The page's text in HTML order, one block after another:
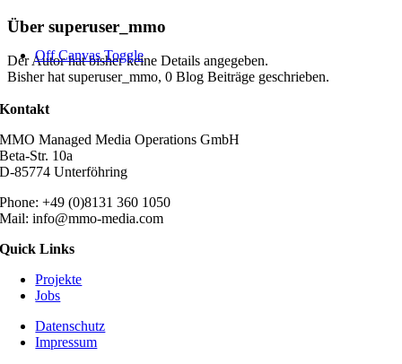
Zum
springenOff Canvas Toggle
Über superuser_mmo
Der Autor hat bisher keine Details angegeben.
Bisher hat superuser_mmo, 0 Blog Beiträge geschrieben.
Kontakt
MMO Managed Media Operations GmbH
Beta-Str. 10a
D-85774 Unterföhring
Phone: +49 (0)8131 360 1050
Mail: info@mmo-media.com
Quick Links
Projekte
Jobs
Datenschutz
Impressum